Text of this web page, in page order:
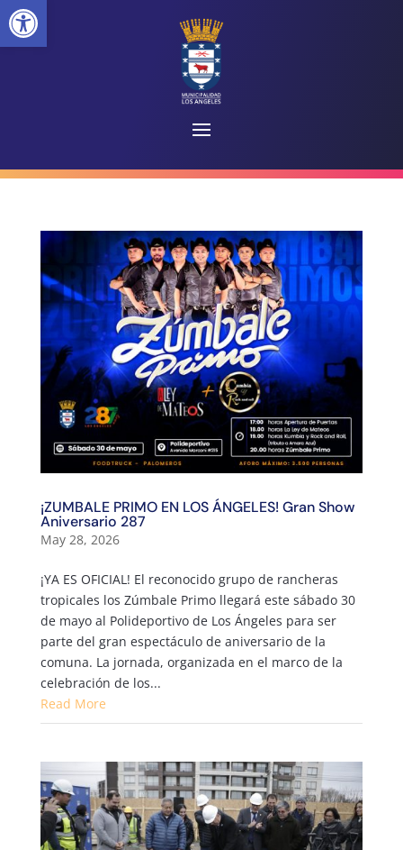
¡ZUMBALE PRIMO EN LOS ÁNGELES! Gran Show
Aniversario 287
May 28, 2026
¡YA ES OFICIAL! El reconocido grupo de rancheras
tropicales los Zúmbale Primo llegará este sábado 30
de mayo al Polideportivo de Los Ángeles para ser
parte del gran espectáculo de aniversario de la
comuna. La jornada, organizada en el marco de la
celebración de los...
Read More